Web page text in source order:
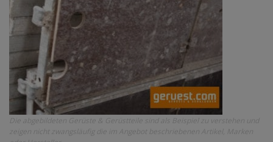
Die abgebildeten Gerüste & Gerüstteile sind als Beispiel zu verstehen und
zeigen nicht zwangsläufig die im Angebot beschriebenen Artikel, Marken